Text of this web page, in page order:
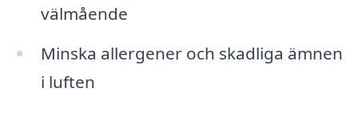
välmående
Minska allergener och skadliga ämnen
i luften